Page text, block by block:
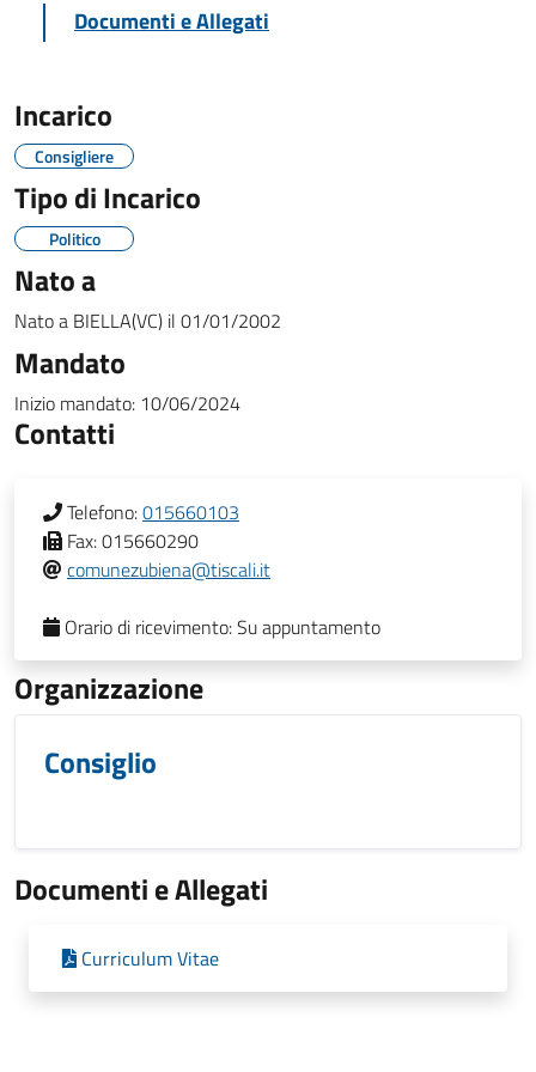
Documenti e Allegati
Incarico
Consigliere
Tipo di Incarico
Politico
Nato a
Nato a BIELLA(VC) il 01/01/2002
Mandato
Inizio mandato: 10/06/2024
Contatti
Telefono:015660103
Fax:015660290
comunezubiena@tiscali.it
Orario di ricevimento:Su appuntamento
Organizzazione
Consiglio
Documenti e Allegati
Curriculum Vitae